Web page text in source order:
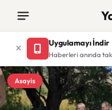
Uygulamayı İndir
Haberleri anında
Asayis